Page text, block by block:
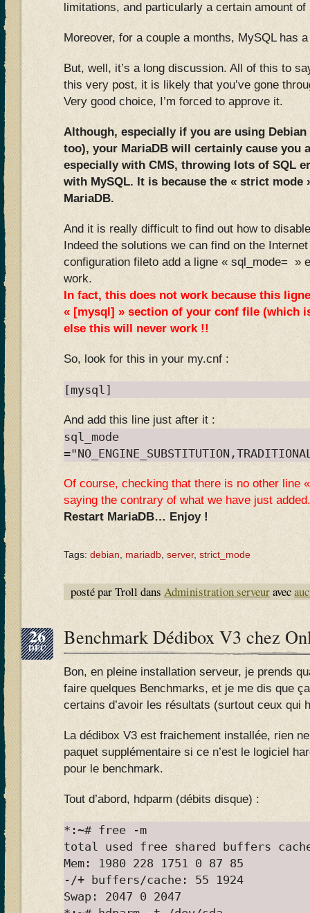
limitations, and particularly a certain amount of
Moreover, for a couple a months, MySQL has
But, well, it’s a long discussion. All of this to
this very post, it is likely that you’ve gone
Very good choice, I’m forced to approve it.
Although, especially if you are using
too), your MariaDB will certainly cause you
especially with CMS, throwing lots of SQL
with MySQL. It is because the « strict mode
MariaDB.
And it is really difficult to find out how to
Indeed the solutions we can find on the
configuration fileto add a ligne « sql_mode= »
work.
In fact, this does not work because this
« [mysql] » section of your conf file (which
else this will never work !!
So, look for this in your my.cnf :
[mysql]
And add this line just after it :
sql_mode
Of course, checking that there is no other line
saying the contrary of what we have just added.
Restart MariaDB… Enjoy !
Tags: debian mariadb server, strict_mode
posté par Troll dans Administration serveuravec
26
DÉC Benchmark Dédibox V3 chez
Bon, en pleine installation serveur, je prends
faire quelques Benchmarks, et je me dis que
certains d’avoir les résultats (surtout ceux qui
La dédibox V3 est fraichement installée, rien
paquet supplémentaire si ce n’est le logiciel
pour le benchmark.
Tout d’abord, hdparm (débits disque) :
*:~# free -m
total used free shared buffers
Mem: 1980 228 1751 0 87 85
-/+ buffers/cache: 55 1924
Swap: 2047 0 2047